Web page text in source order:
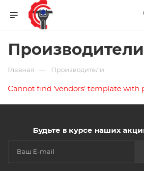
Производители
Главная — Производители
Cannot find 'vendors' template with
Будьте в курсе наших